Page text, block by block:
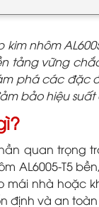
nhôm
tảng vững
phá các đặc
bảo hiệu
quan trọng
AL6005-T5
nhà hoặc
định và an